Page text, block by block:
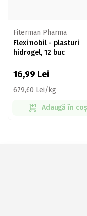
Fiterman Pharma
Fleximobil - plasturi
hidrogel, 12 buc
16,99 Lei
679,60 Lei/kg
Adaugă în coș